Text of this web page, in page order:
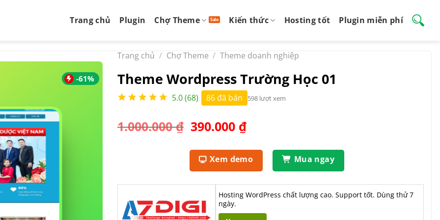
Trang chủ Plugin Chợ Theme Kiến thức Hosting tốt Plugin miễn phí
-61%
Trang chủ / Chợ Theme / Theme doanh nghiệp
Theme Wordpress Trường Học 01
5.0 (68) 86 đã bán 598 lượt xem
1.000.000₫ Giá
là:
1.000.000 ₫.
390.000 ₫Giá
tại
là:
390.000 ₫.
Xem demo Mua ngay
Hosting WordPress chất lượng cao. Support tốt. Dùng thử 7
ngày.